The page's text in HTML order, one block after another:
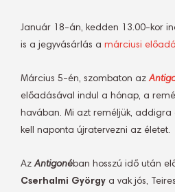
Január 18-án, kedden 13.00-kor
is a jegyvásárlás a márciusi
Március 5-én, szombaton az
előadásával indul a hónap, a
havában. Mi azt reméljük, addigra
kell naponta újratervezni az életet.
AzAntigonéban hosszú idő után
Cserhalmi György a vak jós,